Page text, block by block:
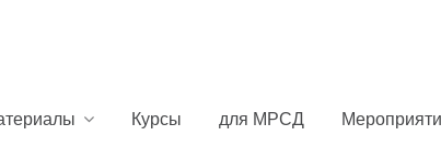
Курсы для МРСД